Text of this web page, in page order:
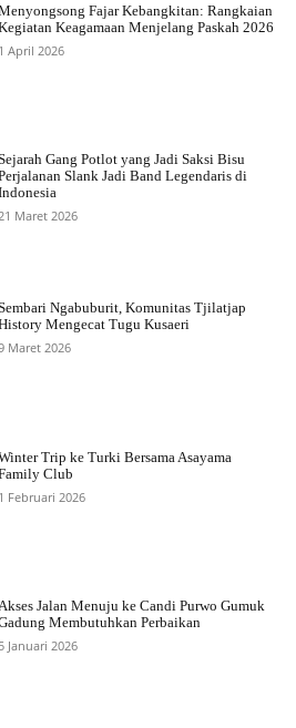
Fajar Kebangkitan: Rangkaian
Keagamaan Menjelang Paskah 2026
1 April 2026
Gang Potlot yang Jadi Saksi Bisu
Slank Jadi Band Legendaris di
Maret 2026
Ngabuburit, Komunitas Tjilatjap
Mengecat Tugu Kusaeri
Maret 2026
Trip ke Turki Bersama Asayama
Club
1 Februari 2026
Akses Jalan Menuju ke Candi Purwo Gumuk
Membutuhkan Perbaikan
5 Januari 2026